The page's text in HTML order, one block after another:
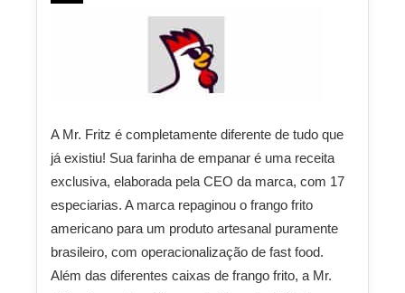
A Mr. Fritz é completamente diferente de tudo que
já existiu! Sua farinha de empanar é uma receita
exclusiva, elaborada pela CEO da marca, com 17
especiarias. A marca repaginou o frango frito
americano para um produto artesanal puramente
brasileiro, com operacionalização de fast food.
Além das diferentes caixas de frango frito, a Mr.